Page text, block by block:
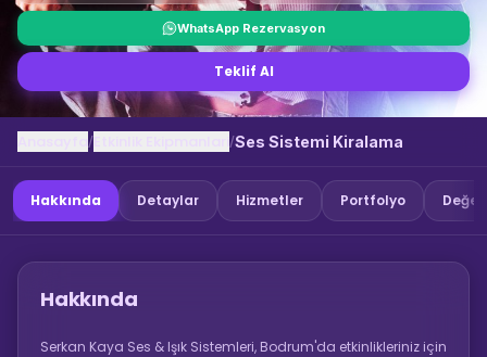
WhatsApp Rezervasyon
Teklif Al
/ /Ses Sistemi Kiralama
Hakkında Detaylar Hizmetler Portfolyo
Hakkında
Serkan Kaya Ses & Işık Sistemleri, Bodrum'da etkinlikleriniz için